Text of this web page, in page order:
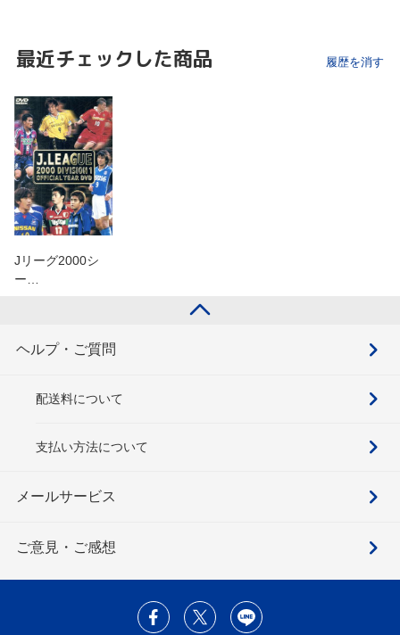
最近チェックした商品 履歴を消す
Jリーグ2000シ
ー…
ヘルプ・ご質問
配送料について
支払い方法について
メールサービス
ご意見・ご感想